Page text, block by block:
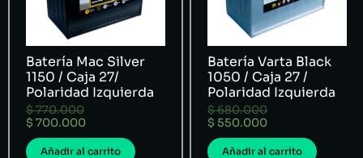
Batería Mac Silver
1150 / Caja 27/
Polaridad Izquierda
$770.000
$ 700.000
Añadir al carrito
Batería Varta Black
1050 / Caja 27 /
Polaridad Izquierda
$680.000
$ 550.000
Añadir al carrito